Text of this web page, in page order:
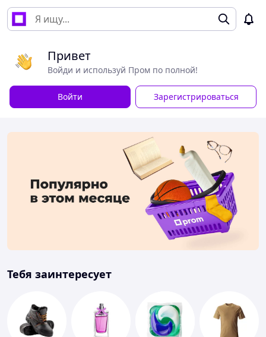
Привет
Войди и используй Пром по полной!
Войти Зарегистрироваться
Тебя заинтересует